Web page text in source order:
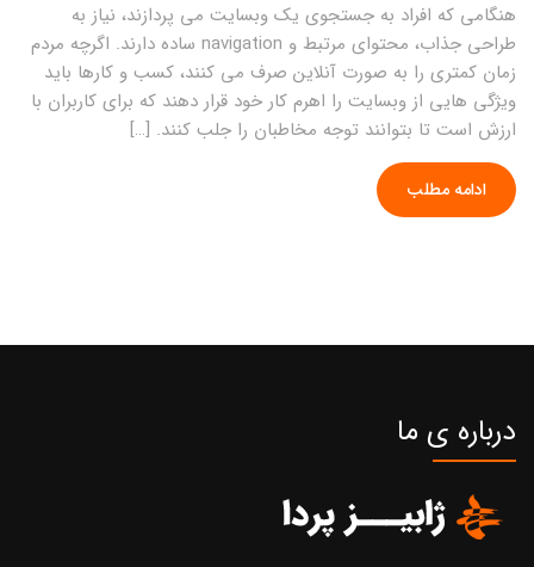
هنگامی که افراد به جستجوی یک وبسایت می پردازند، نیاز به
طراحی جذاب، محتوای مرتبط و navigation ساده دارند. اگرچه مردم
زمان کمتری را به صورت آنلاین صرف می کنند، کسب و کارها باید
ویژگی هایی از وبسایت را اهرم کار خود قرار دهند که برای کاربران با
ارزش است تا بتوانند توجه مخاطبان را جلب کنند. […]
ادامه مطلب
درباره ی ما